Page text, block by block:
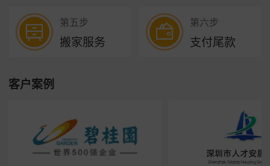
第五步
搬家服务
第六步
支付尾款
客户案例